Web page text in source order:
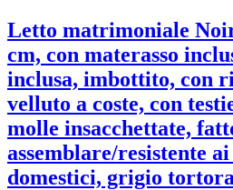
Letto matrimoniale
cm, con materasso
inclusa, imbottito, con
velluto a coste, con
molle insacchettate,
assemblare/resistente
domestici, grigio tortora